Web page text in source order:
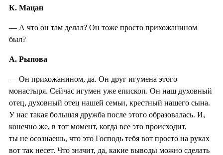
К. Мацан
— А что он там делал? Он тоже просто прихожанином
был?
А. Рыпова
— Он прихожанином, да. Он друг игумена этого
монастыря. Сейчас игумен уже епископ. Он наш духовный
отец, духовный отец нашей семьи, крестный нашего сына.
У нас такая большая дружба после этого образовалась. И,
конечно же, в тот момент, когда все это происходит,
ты не осознаешь, что это Господь тебя вот просто на руках
вот так несет. Что значит, да, какие выводы можно сделать